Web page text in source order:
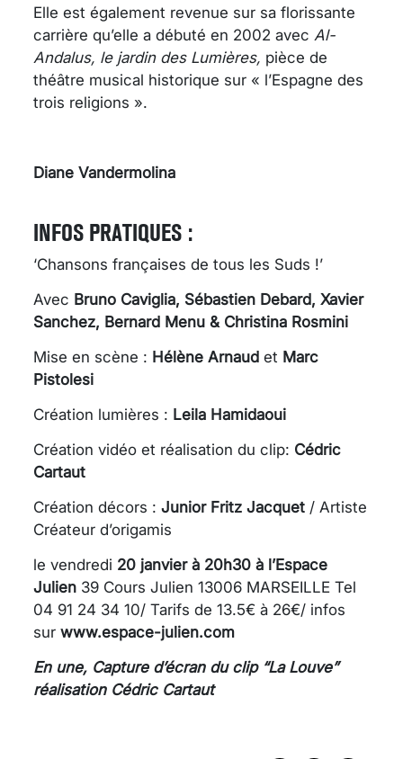
Elle est également revenue sur sa florissante
carrière qu’elle a débuté en 2002 avec Al-
Andalus, le jardin des Lumières, pièce de
théâtre musical historique sur « l’Espagne des
trois religions ».
Diane Vandermolina
INFOS PRATIQUES :
‘Chansons françaises de tous les Suds !’
Avec Bruno Caviglia, Sébastien Debard, Xavier
Sanchez, Bernard Menu & Christina Rosmini
Mise en scène : Hélène Arnaud et Marc
Pistolesi
Création lumières : Leila Hamidaoui
Création vidéo et réalisation du clip: Cédric
Cartaut
Création décors : Junior Fritz Jacquet / Artiste
Créateur d’origamis
le vendredi 20 janvier à 20h30 à l’Espace
Julien 39 Cours Julien 13006 MARSEILLE Tel
04 91 24 34 10/ Tarifs de 13.5€ à 26€/ infos
sur www.espace-julien.com
En une, Capture d’écran du clip “La Louve”
réalisation Cédric Cartaut